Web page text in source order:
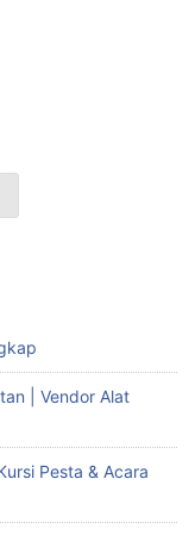
| Vendor Alat
Pesta & Acara